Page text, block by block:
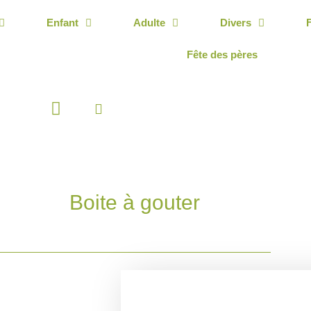
Enfant Adulte Divers
Fête des pères
Panier
Boite à gouter